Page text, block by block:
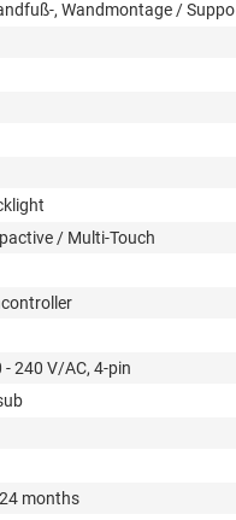
, Wandmontage / Suppo
/ Multi-Touch
- 240 V/AC, 4-pin
months